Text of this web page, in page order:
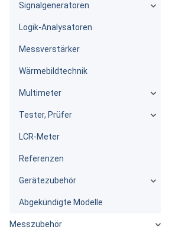
Signalgeneratoren
Logik-Analysatoren
Messverstärker
Wärmebildtechnik
Multimeter
Tester, Prüfer
LCR-Meter
Referenzen
Gerätezubehör
Abgekündigte Modelle
Messzubehör